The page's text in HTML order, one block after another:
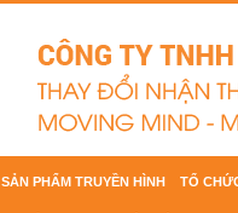
SẢN PHẨM TRUYỀN HÌNH TỔ